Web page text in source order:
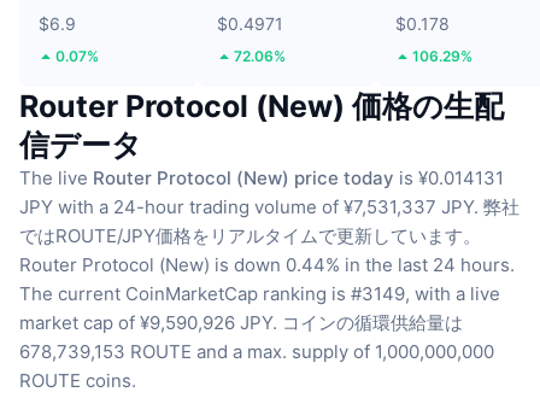
$6.9
0.07%
$0.4971
72.06%
$0.178
106.29%
Router Protocol (New) 価格の生配
信データ
The live Router Protocol (New) price today is ¥0.014131
JPY with a 24-hour trading volume of ¥7,531,337 JPY. 弊社
ではROUTE/JPY価格をリアルタイムで更新しています。
Router Protocol (New) is down 0.44% in the last 24 hours.
The current CoinMarketCap ranking is #3149, with a live
market cap of ¥9,590,926 JPY. コインの循環供給量は
678,739,153 ROUTE and a max. supply of 1,000,000,000
ROUTE coins.